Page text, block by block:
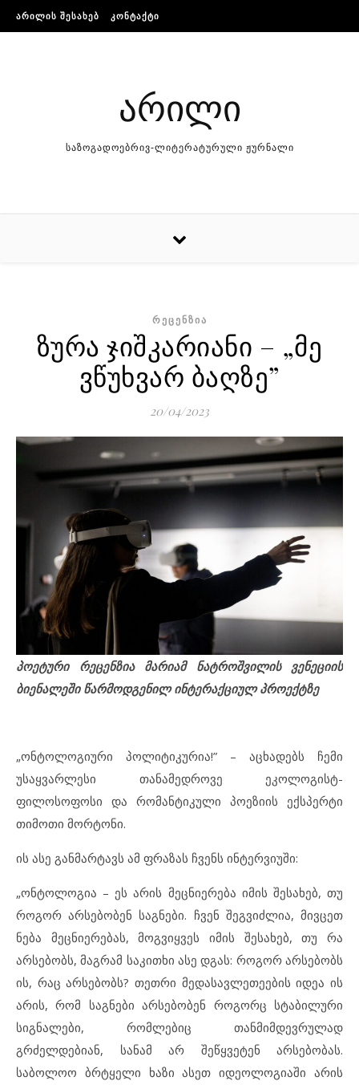
Skip to content
ᲐᲠᲘᲚᲘᲡ ᲨᲔᲡᲐᲮᲔᲑ ᲙᲝᲜᲢᲐᲥᲢᲘ
არილი
საზოგადოებრივ-ლიტერატურული ჟურნალი
ᲠᲔᲪᲔᲜᲖᲘᲐ
ზურა ჯიშკარიანი – „მე
ვწუხვარ ბაღზე”
20/04/2023
პოეტური რეცენზია მარიამ ნატროშვილის ვენეციის
ბიენალეში წარმოდგენილ ინტერაქციულ პროექტზე
„ონტოლოგიური პოლიტიკურია!” – აცხადებს ჩემი
უსაყვარლესი თანამედროვე ეკოლოგისტ-
ფილოსოფოსი და რომანტიკული პოეზიის ექსპერტი
თიმოთი მორტონი.
ის ასე განმარტავს ამ ფრაზას ჩვენს ინტერვიუში:
„ონტოლოგია – ეს არის მეცნიერება იმის შესახებ, თუ
როგორ არსებობენ საგნები. ჩვენ შეგვიძლია, მივცეთ
ნება მეცნიერებას, მოგვიყვეს იმის შესახებ, თუ რა
არსებობს, მაგრამ საკითხი ასე დგას: როგორ არსებობს
ის, რაც არსებობს? თეთრი მედასავლეთეების იდეა ის
არის, რომ საგნები არსებობენ როგორც სტაბილური
სიგნალები, რომლებიც თანმიმდევრულად
გრძელდებიან, სანამ არ შეწყვეტენ არსებობას.
საბოლოო ბრტყელი ხაზი ასეთ იდეოლოგიაში არის